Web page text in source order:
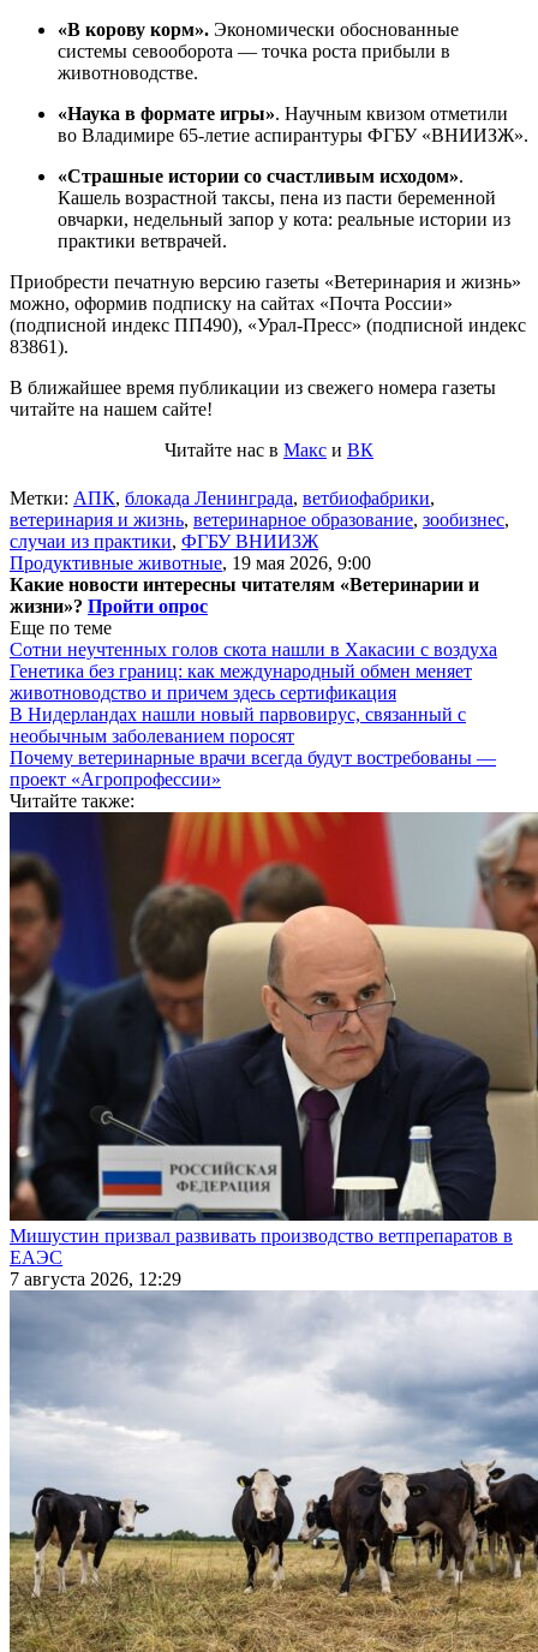
«В корову корм». Экономически обоснованные
системы севооборота — точка роста прибыли в
животноводстве.
«Наука в формате игры». Научным квизом отметили
во Владимире 65-летие аспирантуры ФГБУ «ВНИИЗЖ».
«Страшные истории со счастливым исходом».
Кашель возрастной таксы, пена из пасти беременной
овчарки, недельный запор у кота: реальные истории из
практики ветврачей.
Приобрести печатную версию газеты «Ветеринария и жизнь»
можно, оформив подписку на сайтах «Почта России»
(подписной индекс ПП490), «Урал-Пресс» (подписной индекс
83861).
В ближайшее время публикации из свежего номера газеты
читайте на нашем сайте!
Читайте нас в Макс и ВК
Метки: АПК, блокада Ленинграда, ветбиофабрики,
ветеринария и жизнь, ветеринарное образование, зообизнес,
случаи из практики, ФГБУ ВНИИЗЖ
Продуктивные животные, 19 мая 2026, 9:00
Какие новости интересны читателям «Ветеринарии и
жизни»? Пройти опрос
Еще по теме
Сотни неучтенных голов скота нашли в Хакасии с воздуха
Генетика без границ: как международный обмен меняет
животноводство и причем здесь сертификация
В Нидерландах нашли новый парвовирус, связанный с
необычным заболеванием поросят
Почему ветеринарные врачи всегда будут востребованы —
проект «Агропрофессии»
Читайте также:
Мишустин призвал развивать производство ветпрепаратов в
ЕАЭС
7 августа 2026, 12:29